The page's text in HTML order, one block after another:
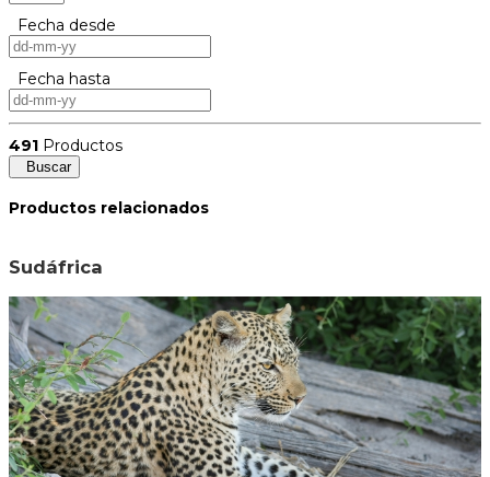
Fecha desde
Fecha hasta
491 Productos
Buscar
Productos relacionados
Sudáfrica